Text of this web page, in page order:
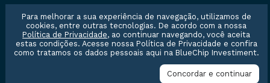
Cursos
Stock Guide
Para melhorar a sua experiência de navegação, utilizamos de
cookies, entre outras tecnologias. De acordo com a nossa
Política de Privacidade, ao continuar navegando, você aceita
estas condições. Acesse nossa Política de Privacidade e confira
como tratamos os dados pessoais aqui na BlueChip Investiment.
Concordar e continuar